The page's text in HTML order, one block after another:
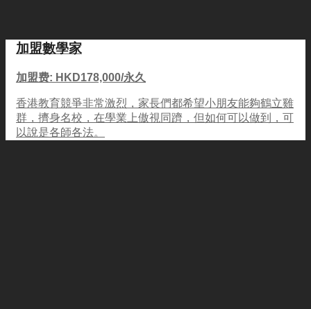
加盟數學家
加盟费: HKD178,000/永久
香港教育競爭非常激烈，家長們都希望小朋友能夠鶴立雞
群，擠身名校，在學業上傲視同躋，但如何可以做到，可
以說是各師各法。